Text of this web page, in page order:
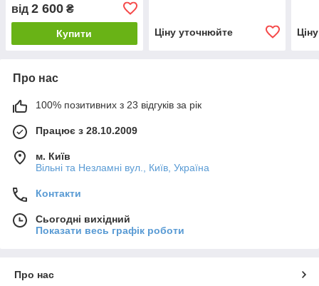
від 2 600 ₴
Купити Ціну уточнюйте
Про нас
100% позитивних з 23 відгуків за рік
Працює з 28.10.2009
м. Київ
Вільні та Незламні вул., Київ, Україна
Контакти
Сьогодні вихідний
Показати весь графік роботи
Про нас